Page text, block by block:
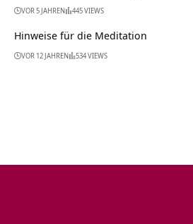
VOR 5 JAHREN 445 VIEWS
Hinweise für die Meditation
VOR 12 JAHREN 534 VIEWS